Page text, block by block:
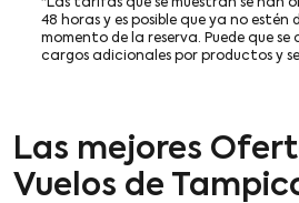
*Las tarifas que se muestran se han
48 horas y es posible que ya no estén
momento de la reserva. Puede que
cargos adicionales por productos y
Las mejores
Vuelos de